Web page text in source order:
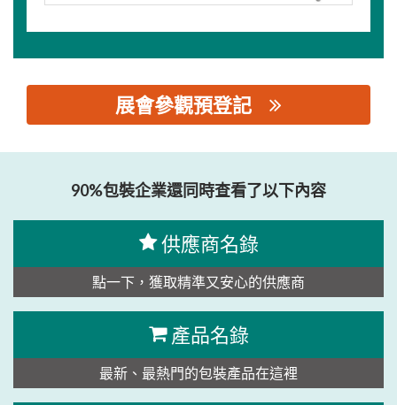
展會參觀預登記
90%包裝企業還同時查看了以下內容
供應商名錄
點一下，獲取精準又安心的供應商
產品名錄
最新、最熱門的包裝產品在這裡